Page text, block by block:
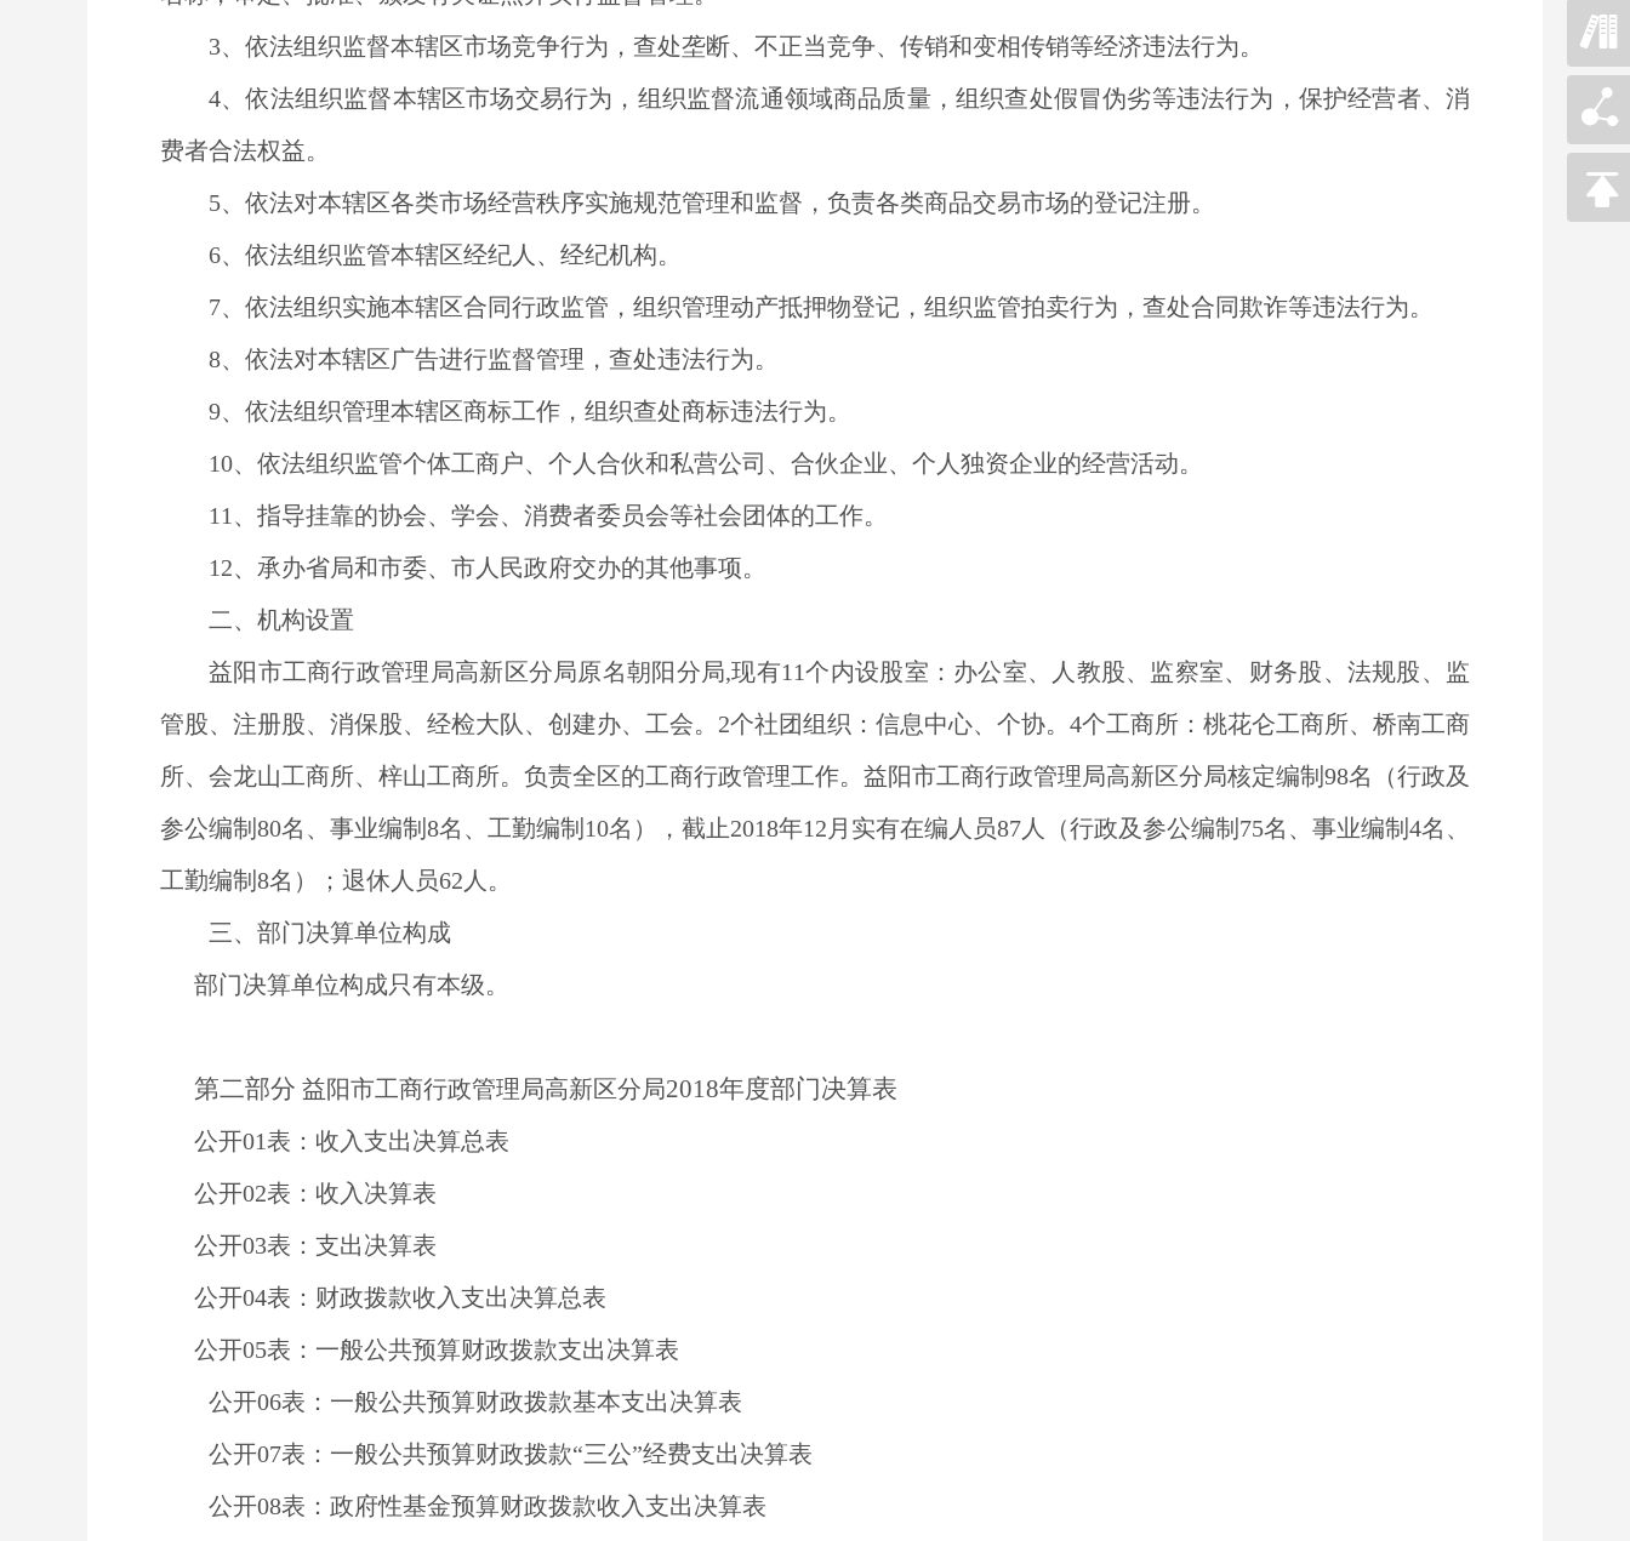
3、依法组织监督本辖区市场竞争行为，查处垄断、不正当竞争、传销和变相传销等经济违法行为。
4、依法组织监督本辖区市场交易行为，组织监督流通领域商品质量，组织查处假冒伪劣等违法行为，保护经营者、消
费者合法权益。
5、依法对本辖区各类市场经营秩序实施规范管理和监督，负责各类商品交易市场的登记注册。
6、依法组织监管本辖区经纪人、经纪机构。
7、依法组织实施本辖区合同行政监管，组织管理动产抵押物登记，组织监管拍卖行为，查处合同欺诈等违法行为。
8、依法对本辖区广告进行监督管理，查处违法行为。
9、依法组织管理本辖区商标工作，组织查处商标违法行为。
10、依法组织监管个体工商户、个人合伙和私营公司、合伙企业、个人独资企业的经营活动。
11 、指导挂靠的协会、学会、消费者委员会等社会团体的工作。
12、承办省局和市委、市人民政府交办的其他事项。
二、机构设置
益阳市工商行政管理局高新区分局原名朝阳分局,现有11个内设股室：办公室、人教股、监察室、财务股、法规股、监
管股、注册股、消保股、经检大队、创建办、工会。 2个社团组织：信息中心、个协。 4个工商所：桃花仑工商所、桥南工商
所、会龙山工商所、梓山工商所。负责全区的工商行政管理工作。益阳市工商行政管理局高新区分局核定编制 98名（行政及
参公编制 80名、事业编制 8名、工勤编制 10名），截止2018年12 月实有在编人员87人（行政及参公编制 75名、事业编制 4名、
工勤编制 8名）；退休人员62 人。
三、 部门决算单位构成
部门决算单位构成只有本级。
第二部分 益阳市工商行政管理局高新区分局2018年度部门决算表
公开01表：收入支出决算总表
公开02表：收入决算表
公开03表：支出决算表
公开04表：财政拨款收入支出决算总表
公开05表：一般公共预算财政拨款支出决算表
公开06表：一般公共预算财政拨款基本支出决算表
公开07表：一般公共预算财政拨款“三公”经费支出决算表
公开08表：政府性基金预算财政拨款收入支出决算表